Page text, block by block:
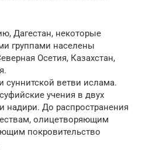
Дагестан, некоторые
группами населены
Осетия, Казахстан,
суннитской ветви ислама.
учения в двух
надири. До распространения
олицетворяющим
покровительство